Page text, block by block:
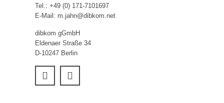
Tel.: +49 (0) 171-7101697
E-Mail: m.jahn@dibkom.net
dibkom gGmbH
Eldenaer Straße 34
D-10247 Berlin